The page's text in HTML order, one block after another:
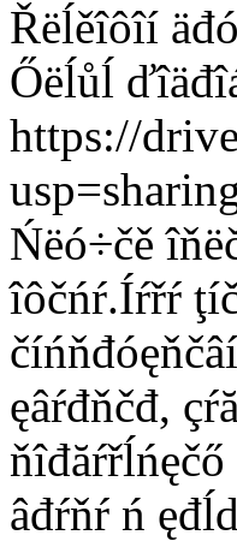
Řëĺěîôîí
Őëĺůĺ
https://
Ńëó÷čě
îôčńŕ.Íŕřŕ
ęâŕđňčđ,
âđŕňŕ ń